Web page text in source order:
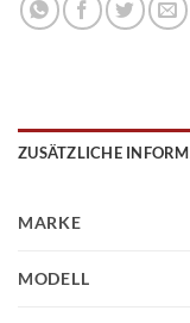
ZUSÄTZLICHE
MARKE
MODELL